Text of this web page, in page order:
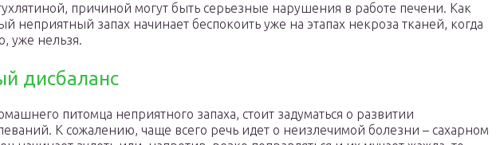
причиной могут быть серьезные нарушения в работе печени. Как
неприятный запах начинает беспокоить уже на этапах некроза тканей, когда
уже нельзя.
дисбаланс
питомца неприятного запаха, стоит задуматься о развитии
К сожалению, чаще всего речь идет о неизлечимой болезни – сахарном